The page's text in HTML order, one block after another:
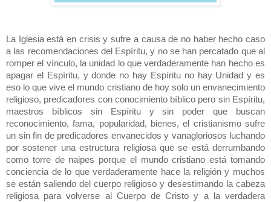
La Iglesia está en crisis y sufre a causa de no haber hecho caso
a las recomendaciones del Espíritu, y no se han percatado que al
romper el vínculo, la unidad lo que verdaderamente han hecho es
apagar el Espíritu, y donde no hay Espíritu no hay Unidad y es
eso lo que vive el mundo cristiano de hoy solo un envanecimiento
religioso, predicadores con conocimiento bíblico pero sin Espíritu,
maestros bíblicos sin Espíritu y sin poder que buscan
reconocimiento, fama, popularidad, bienes, el cristianismo sufre
un sin fin de predicadores envanecidos y vanagloriosos luchando
por sostener una estructura religiosa que se está derrumbando
como torre de naipes porque el mundo cristiano está tomando
conciencia de lo que verdaderamente hace la religión y muchos
se están saliendo del cuerpo religioso y desestimando la cabeza
religiosa para volverse al Cuerpo de Cristo y a la verdadera